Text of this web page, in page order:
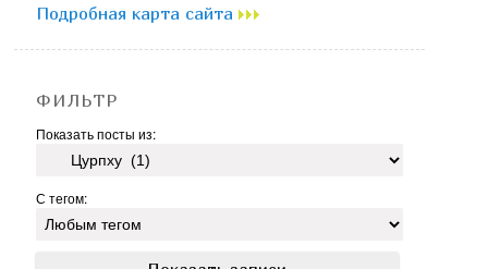
Подробная карта сайта
ФИЛЬТР
Показать посты из:
С тегом: